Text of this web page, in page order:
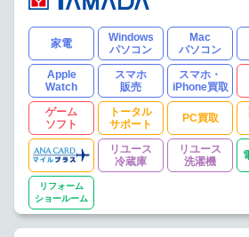
家電
Windows
パソコン
Mac
パソコン
Apple
Watch
スマホ
販売
スマホ・
iPhone買取
ゲーム
ソフト
トータル
サポート
PC買取
リユース
冷蔵庫
リユース
洗濯機
リフォーム
ショールーム